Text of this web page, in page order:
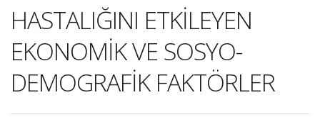
HASTALIĞINI ETKİLEYEN
EKONOMİK VE SOSYO-
DEMOGRAFİK FAKTÖRLER